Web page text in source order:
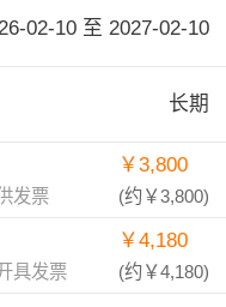
02-10 至 2027-02-10
长期
发票
￥3,800
(约￥3,800)
具发票
￥4,180
(约￥4,180)